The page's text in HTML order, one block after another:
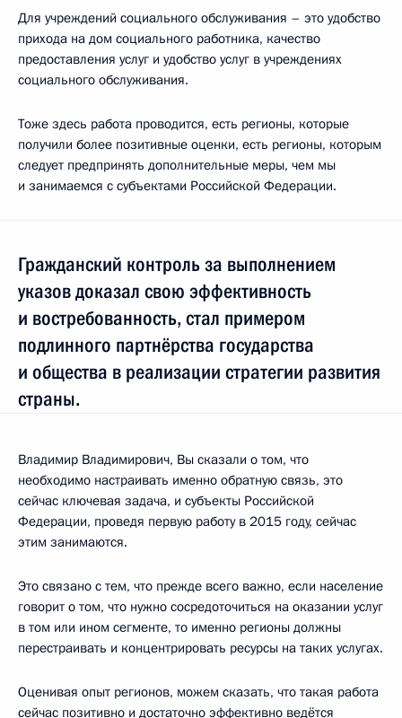
Для учреждений социального обслуживания – это удобство
прихода на дом социального работника, качество
предоставления услуг и удобство услуг в учреждениях
социального обслуживания.
Тоже здесь работа проводится, есть регионы, которые
получили более позитивные оценки, есть регионы, которым
следует предпринять дополнительные меры, чем мы
и занимаемся с субъектами Российской Федерации.
Гражданский контроль за выполнением
указов доказал свою эффективность
и востребованность, стал примером
подлинного партнёрства государства
и общества в реализации стратегии развития
страны.
Владимир Владимирович, Вы сказали о том, что
необходимо настраивать именно обратную связь, это
сейчас ключевая задача, и субъекты Российской
Федерации, проведя первую работу в 2015 году, сейчас
этим занимаются.
Это связано с тем, что прежде всего важно, если население
говорит о том, что нужно сосредоточиться на оказании услуг
в том или ином сегменте, то именно регионы должны
перестраивать и концентрировать ресурсы на таких услугах.
Оценивая опыт регионов, можем сказать, что такая работа
сейчас позитивно и достаточно эффективно ведётся